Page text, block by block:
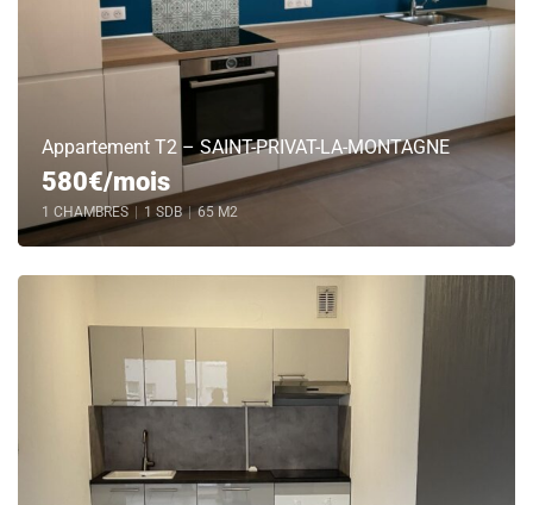
Appartement T2 – SAINT-PRIVAT-LA-MONTAGNE
580€/mois
1 CHAMBRES 1 SDB | 65 M2